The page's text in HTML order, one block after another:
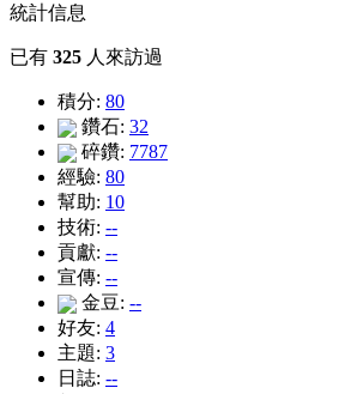
統計信息
已有 325 人來訪過
積分: 80
鑽石: 32
碎鑽: 7787
經驗: 80
幫助: 10
技術: --
貢獻: --
宣傳: --
金豆: --
好友: 4
主題: 3
日誌: --